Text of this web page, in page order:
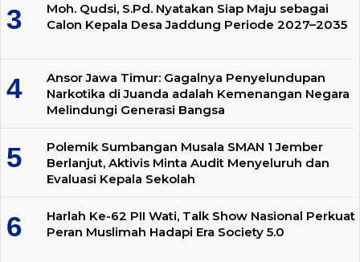
Moh. Qudsi, S.Pd. Nyatakan Siap Maju sebagai
Calon Kepala Desa Jaddung Periode 2027–2035
Ansor Jawa Timur: Gagalnya Penyelundupan
Narkotika di Juanda adalah Kemenangan Negara
Melindungi Generasi Bangsa
Polemik Sumbangan Musala SMAN 1 Jember
Berlanjut, Aktivis Minta Audit Menyeluruh dan
Evaluasi Kepala Sekolah
Harlah Ke-62 PII Wati, Talk Show Nasional Perkuat
Peran Muslimah Hadapi Era Society 5.0